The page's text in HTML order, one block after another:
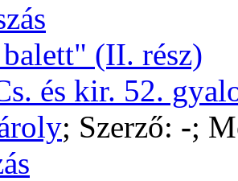
balett" (II. rész)
és kir. 52.
; Szerző: -;